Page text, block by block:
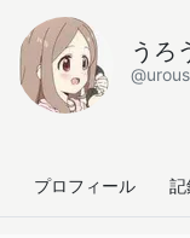
うろ
プロフィール